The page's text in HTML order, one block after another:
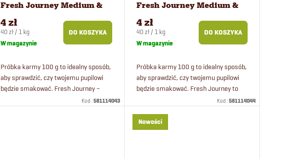
Fresh Journey Medium &
Maxi Puppy dla szczeniąt
100 g
4 zł
Cena
jednostkowa:
40 zł / 1 kg
W magazynie
DO KOSZYKA
Próbka karmy 100 g to idealny sposób,
aby sprawdzić, czy twojemu pupilowi
będzie smakować. Fresh Journey –
maksymalna świeżość dziękiKod :581114043
Fresh Journey Medium &
Maxi Senior Light dla
psów 100 g
4 zł
Cena
jednostkowa:
40 zł / 1 kg
W magazynie
DO KOSZYKA
Próbka karmy 100 g to idealny sposób,
aby sprawdzić, czy twojemu pupilowi
będzie smakować. Fresh Journey to
rewolucyjna, w 100% naturalna karma
Kod :581114044
Nowości